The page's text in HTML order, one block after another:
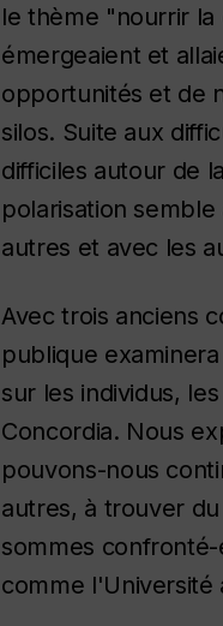
le thème "nourrir la
émergeaient et
opportunités et de
silos. Suite aux
difficiles autour de
polarisation
autres et avec les
Avec trois anciens
publique
sur les individus,
Concordia. Nous
pouvons-nous
autres, à trouver
sommes
comme l'Université